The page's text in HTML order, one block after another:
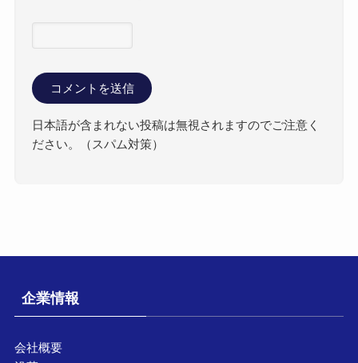
日本語が含まれない投稿は無視されますのでご注意く
ださい。（スパム対策）
企業情報
会社概要